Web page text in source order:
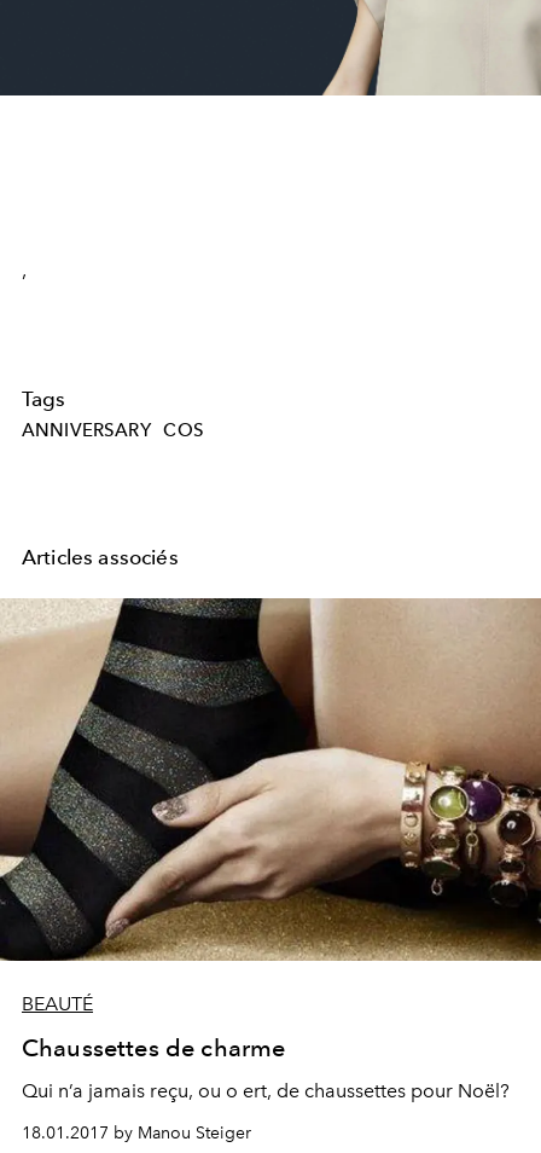
,
Tags
ANNIVERSARY COS
Articles associés
BEAUTÉ
Chaussettes de charme
Qui n’a jamais reçu, ou o ert, de chaussettes pour Noël?
18.01.2017 by Manou Steiger